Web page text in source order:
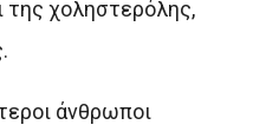
της χοληστερόλης,
άνθρωποι